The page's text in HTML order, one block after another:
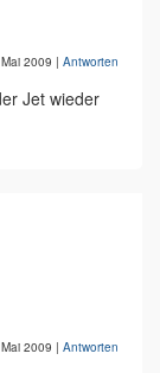
2009 | Antworten
Jet wieder
2009 | Antworten